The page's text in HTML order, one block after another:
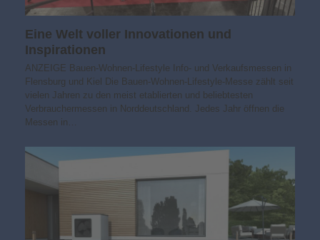
Eine Welt voller Innovationen und
Inspirationen
ANZEIGE Bauen-Wohnen-Lifestyle Info- und Verkaufsmessen in
Flensburg und Kiel Die Bauen-Wohnen-Lifestyle-Messe zählt seit
vielen Jahren zu den meist etablierten und beliebtesten
Verbrauchermessen in Norddeutschland. Jedes Jahr öffnen die
Messen in…